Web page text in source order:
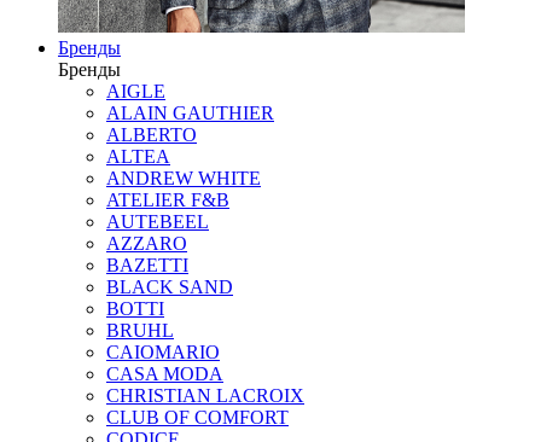
Бренды
Бренды
AIGLE
ALAIN GAUTHIER
ALBERTO
ALTEA
ANDREW WHITE
ATELIER F&B
AUTEBEEL
AZZARO
BAZETTI
BLACK SAND
BOTTI
BRUHL
CAIOMARIO
CASA MODA
CHRISTIAN LACROIX
CLUB OF COMFORT